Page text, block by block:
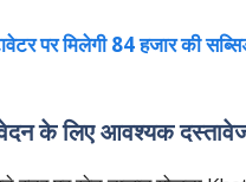
पर मिलेगी 84 हजार की
के लिए आवश्यक